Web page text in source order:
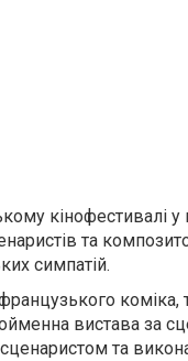
та
симпатій.
коміка,
вистава за
та